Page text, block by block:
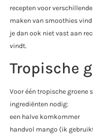
recepten voor
maken van smoothies
je dan ook niet vast aan
vindt.
Tropische
Voor één tropische groene
ingrediënten nodig:
een halve komkommer
handvol mango (ik